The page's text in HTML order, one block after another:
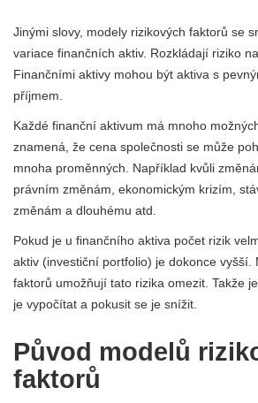
Jinými slovy, modely rizikových faktorů se
variace finančních aktiv. Rozkládají riziko
Finančními aktivy mohou být aktiva s
příjmem.
Každé finanční aktivum má mnoho
znamená, že cena společnosti se může
mnoha proměnných. Například kvůli
právním změnám, ekonomickým krizím,
změnám a dlouhému atd.
Pokud je u finančního aktiva počet rizik
aktiv (investiční portfolio) je dokonce vyšší.
faktorů umožňují tato rizika omezit. Takže
je vypočítat a pokusit se je snížit.
Původ modelů
faktorů